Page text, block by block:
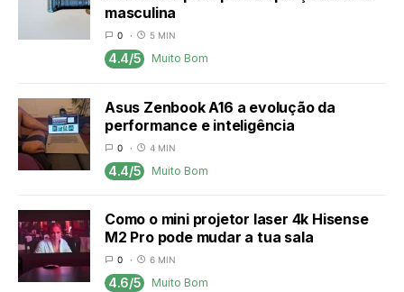
masculina
0 5 MIN
4.4/5 Muito Bom
Asus Zenbook A16 a evolução da
performance e inteligência
0 4 MIN
4.4/5 Muito Bom
Como o mini projetor laser 4k Hisense
M2 Pro pode mudar a tua sala
0 6 MIN
4.6/5 Muito Bom